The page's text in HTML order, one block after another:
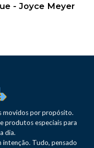
- Joyce Meyer
movidos por propósito.
produtos especiais para
dia.
intenção. Tudo, pensado